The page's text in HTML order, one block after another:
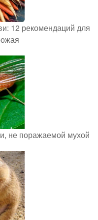
12 рекомендаций для
не поражаемой мухой